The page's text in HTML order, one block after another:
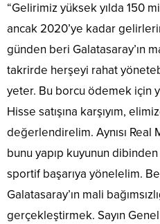
“Gelirimiz yüksek yılda 150
ancak 2020’ye kadar
günden beri Galatasaray’ın
takrirde herşeyi rahat
yeter. Bu borcu ödemek için
Hisse satışına karşıyım,
değerlendirelim. Aynısı
bunu yapıp kuyunun dibinden
sportif başarıya yönelelim.
Galatasaray’ın mali
gerçekleştirmek. Sayın